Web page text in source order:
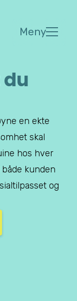
Meny
en ekte
skal
hos hver
kunden
og